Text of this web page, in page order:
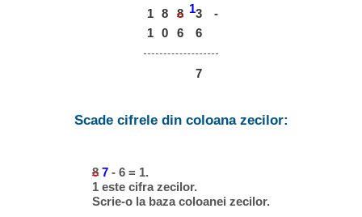
1 8 8 13
-
1 0 6 6
7
Scade cifrele din coloana zecilor:
8 7 - 6 = 1.
1 este cifra zecilor.
Scrie-o la baza coloanei zecilor.